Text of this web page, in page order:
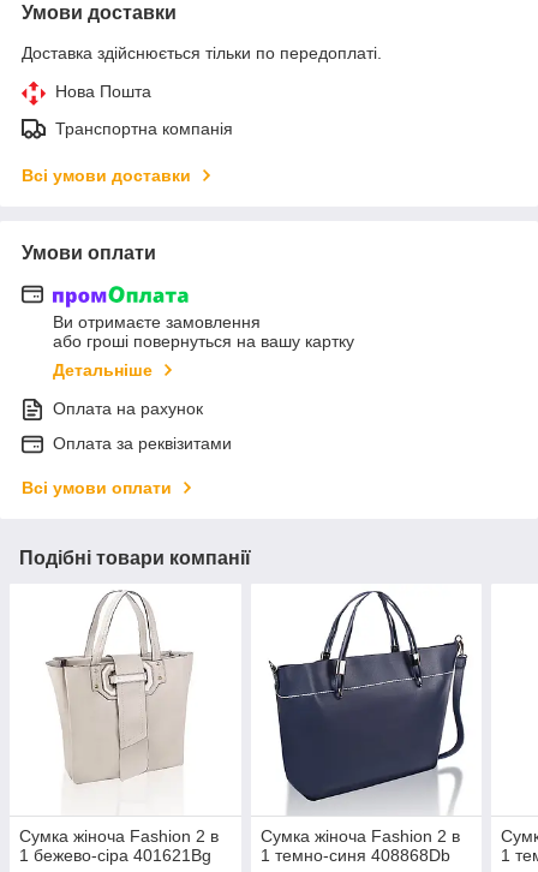
Умови доставки
Доставка здійснюється тільки по передоплаті.
Нова Пошта
Транспортна компанія
Всі умови доставки
Умови оплати
Ви отримаєте замовлення
або гроші повернуться на вашу картку
Детальніше
Оплата на рахунок
Оплата за реквізитами
Всі умови оплати
Подібні товари компанії
Сумка жіноча Fashion 2 в
1 бежево-сіра 401621Bg
Сумка жіноча Fashion 2 в
1 темно-синя 408868Db
1